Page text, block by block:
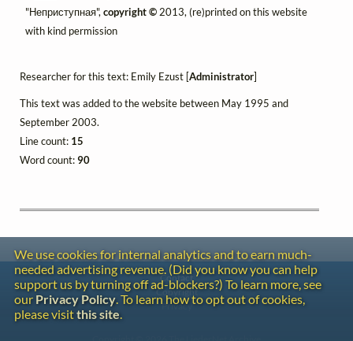
"Неприступная", copyright ©2013, (re)printed on this website
with kind permission
Researcher for this text: Emily Ezust [Administrator]
This text was added to the website between May 1995 and
September 2003.
Line count: 15
Word count:90
We use cookies for internal analytics and to earn much-
needed advertising revenue. (Did you know you can help
support us by turning off ad-blockers?) To learn more, see
our Privacy Policy. To learn how to opt out of cookies,
please visitthis site.
Contact
Copyright
Privacy